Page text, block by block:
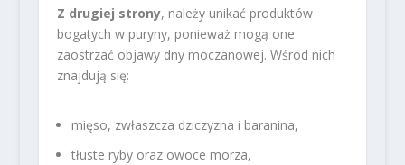
Z drugiej strony, należy unikać produktów
bogatych w puryny, ponieważ mogą one
zaostrzać objawy dny moczanowej. Wśród nich
znajdują się:
mięso, zwłaszcza dziczyzna i baranina,
tłuste ryby oraz owoce morza,